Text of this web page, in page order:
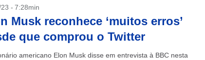
- 7:28min
Musk reconhece ‘muitos erros’
que comprou o Twitter
americano Elon Musk disse em entrevista à BBC nesta